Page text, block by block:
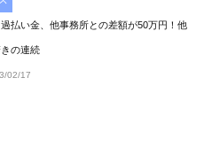
払い金、他事務所との差額が50万円！他
の連続
02/17